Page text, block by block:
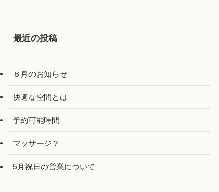
最近の投稿
８月のお知らせ
快適な空間とは
予約可能時間
マッサージ？
5月祝日の営業について